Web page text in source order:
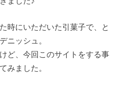
時にいただいた引菓子で、と
ニッシュ。
ど、今回このサイトをする事
みました。